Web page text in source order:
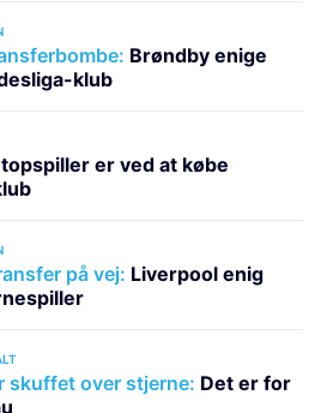
Brøndby enige
klub
er ved at købe
på vej: Liverpool enig
skuffet over stjerne: Det er for